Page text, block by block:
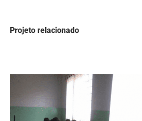
Projeto relacionado